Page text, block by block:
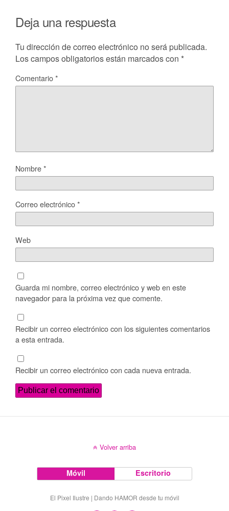
Deja una respuesta
Tu dirección de correo electrónico no será publicada.
Los campos obligatorios están marcados con *
Comentario*
Nombre*
Correo electrónico*
Web
Guarda mi nombre, correo electrónico y web en este
navegador para la próxima vez que comente.
Recibir un correo electrónico con los siguientes comentarios
a esta entrada.
Recibir un correo electrónico con cada nueva entrada.
Volver arriba
Móvil Escritorio
El Pixel Ilustre | Dando HAMOR desde tu móvil